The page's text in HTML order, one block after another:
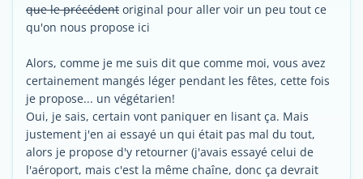
que le précédent original pour aller voir un peu tout ce
qu'on nous propose ici
Alors, comme je me suis dit que comme moi, vous avez
certainement mangés léger pendant les fêtes, cette fois
je propose... un végétarien!
Oui, je sais, certain vont paniquer en lisant ça. Mais
justement j'en ai essayé un qui était pas mal du tout,
alors je propose d'y retourner (j'avais essayé celui de
l'aéroport, mais c'est la même chaîne, donc ça devrait